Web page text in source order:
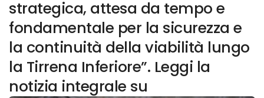
strategica, attesa da tempo e
fondamentale per la sicurezza e
la continuità della viabilità lungo
la Tirrena Inferiore”. Leggi la
notizia integrale su